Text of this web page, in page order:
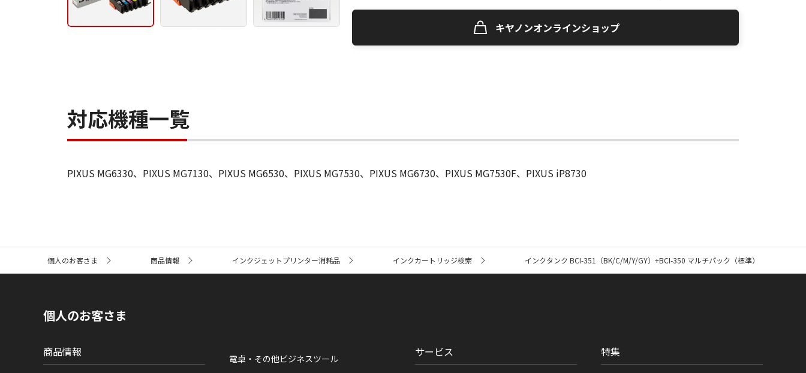
キヤノンオンラインショップ
対応機種一覧
PIXUS MG6330、PIXUS MG7130、PIXUS MG6530、PIXUS MG7530、PIXUS MG6730、PIXUS MG7530F、PIXUS iP8730
ト
個人のお客さま 商品情報 インクジェットプリンター消耗品 インクカートリッジ検索 インクタンク BCI-351（BK/C/M/Y/GY）+BCI-350 マルチパック（標準）
個人のお客さま
商品情報 電卓・その他ビジネスツール サービス 特集